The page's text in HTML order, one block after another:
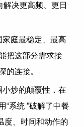
解决更高频、更日
庭最稳定、最高
把这部分需求接
的连接。
炒的颠覆性，在
“系统 ”破解了中餐
度、时间和动作的